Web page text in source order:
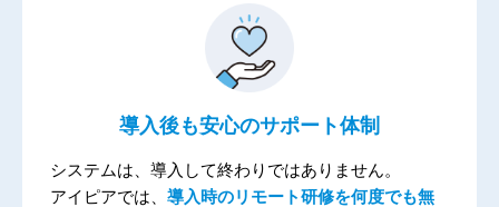
導入後も安心のサポート体制
システムは、導入して終わりではありません。
アイピアでは、 導入時のリモート研修を何度でも無